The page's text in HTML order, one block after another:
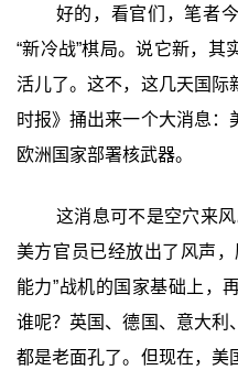
好的，看官们，笔者
“新冷战”棋局。说它新，
活儿了。这不，这几天国际
时报》捅出来一个大消息：
欧洲国家部署核武器。
这消息可不是空穴来
美方官员已经放出了风声
能力”战机的国家基础上，
谁呢？英国、德国、意大利
都是老面孔了。但现在，美